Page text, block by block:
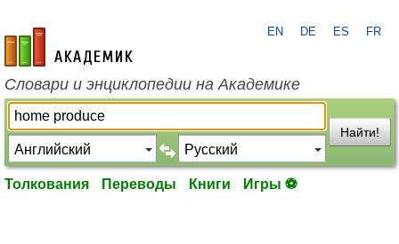
academic.ru
EN DE ES FR
Словари и энциклопедии на Академике
Найти!
Толкования Переводы Книги Игры ⚽